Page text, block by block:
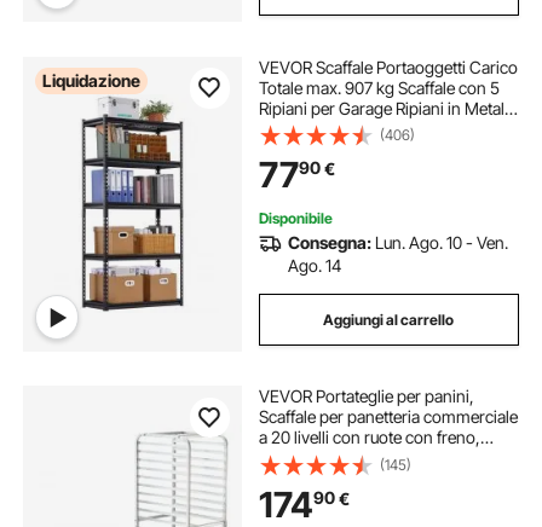
Liquidazione
VEVOR Scaffale Portaoggetti Carico
Totale max. 907 kg Scaffale con 5
Ripiani per Garage Ripiani in Metallo
Regolabili per Scaffalature Industriali
Ripiano Portaoggetti da Cucina,
Magazzino Officina
(406)
7790€
Disponibile
Consegna: Lun. Ago. 10 - Ven.
Ago. 14
Aggiungi al carrello
VEVOR Portateglie per panini,
Scaffale per panetteria commerciale
a 20 livelli con ruote con freno,
Carrello in alluminio, Rastrelliera
rapida per cucina domestica,
66x51,8x177,8 cm
(145)
17490€